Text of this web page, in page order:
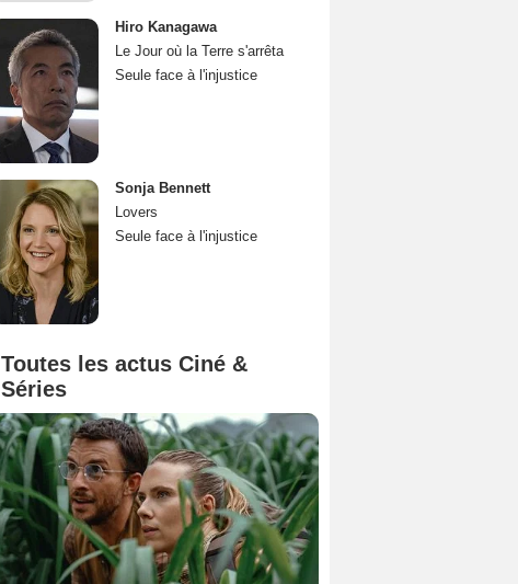
Hiro Kanagawa
Le Jour où la Terre s'arrêta
Seule face à l'injustice
Sonja Bennett
Lovers
Seule face à l'injustice
Toutes les actus Ciné &
Séries